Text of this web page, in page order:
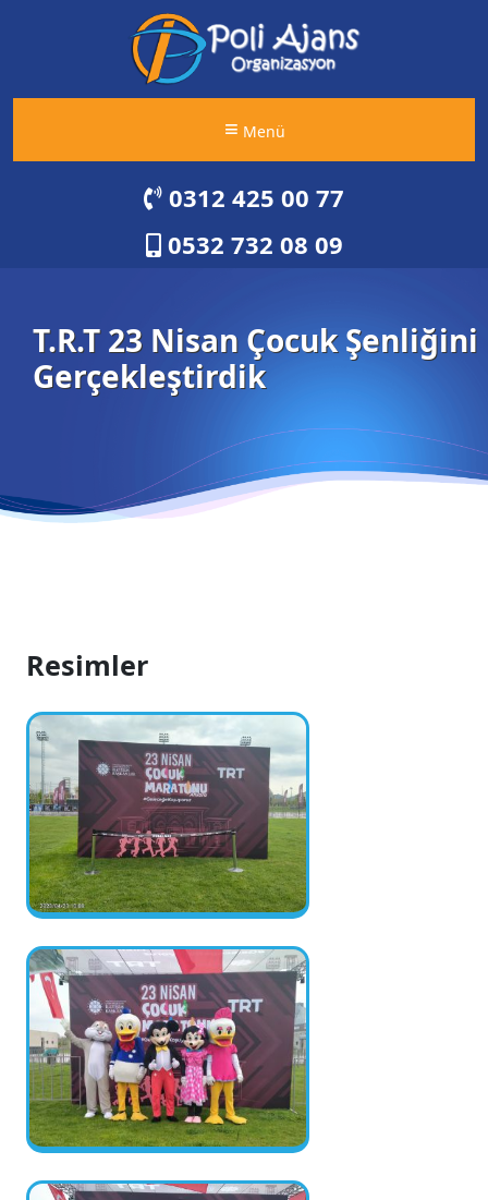
Menü
0312 425 00 77
0532 732 08 09
T.R.T 23 Nisan Çocuk Şenliğini
Gerçekleştirdik
Resimler